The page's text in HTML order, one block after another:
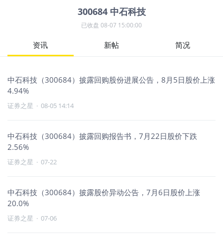
300684 中石科技
已收盘 08-07 15:00:00
资讯 新帖 简况
中石科技（300684）披露回购股份进展公告，8月5日股价上涨
4.94%
证券之星 · 08-05 14:14
中石科技（300684）披露回购报告书，7月22日股价下跌
2.56%
证券之星 · 07-22
中石科技（300684）披露股价异动公告，7月6日股价上涨
20.0%
证券之星 · 07-06